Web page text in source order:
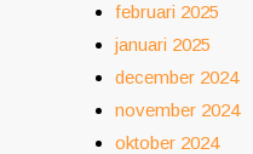
februari 2025
januari 2025
december 2024
november 2024
oktober 2024